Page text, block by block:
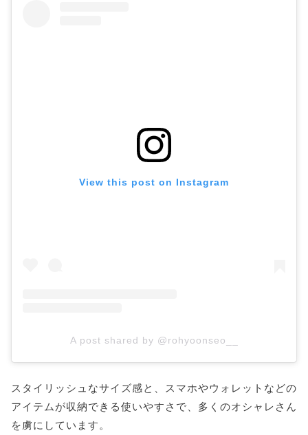
View this post on Instagram
A post shared by @rohyoonseo__
スタイリッシュなサイズ感と、スマホやウォレットなどの
アイテムが収納できる使いやすさで、多くのオシャレさん
を虜にしています。